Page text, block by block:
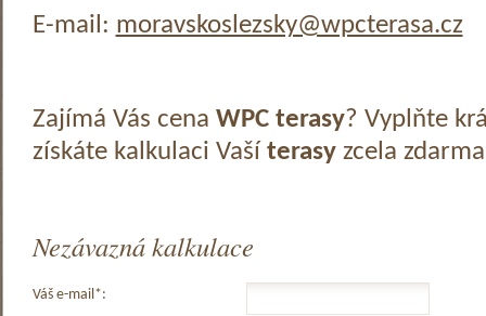
E-mail: moravskoslezsky@wpcterasa.cz
Zajímá Vás cena WPC terasy? Vyplňte
získáte kalkulaci Vaší terasyzcela
Nezávazná kalkulace
Váš e-mail*: